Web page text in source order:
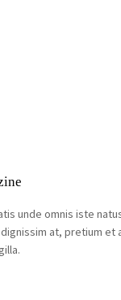
unde omnis iste
at, pretium et